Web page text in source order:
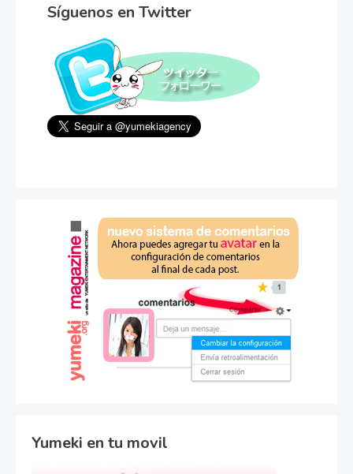
Síguenos en Twitter
Yumeki en tu movil